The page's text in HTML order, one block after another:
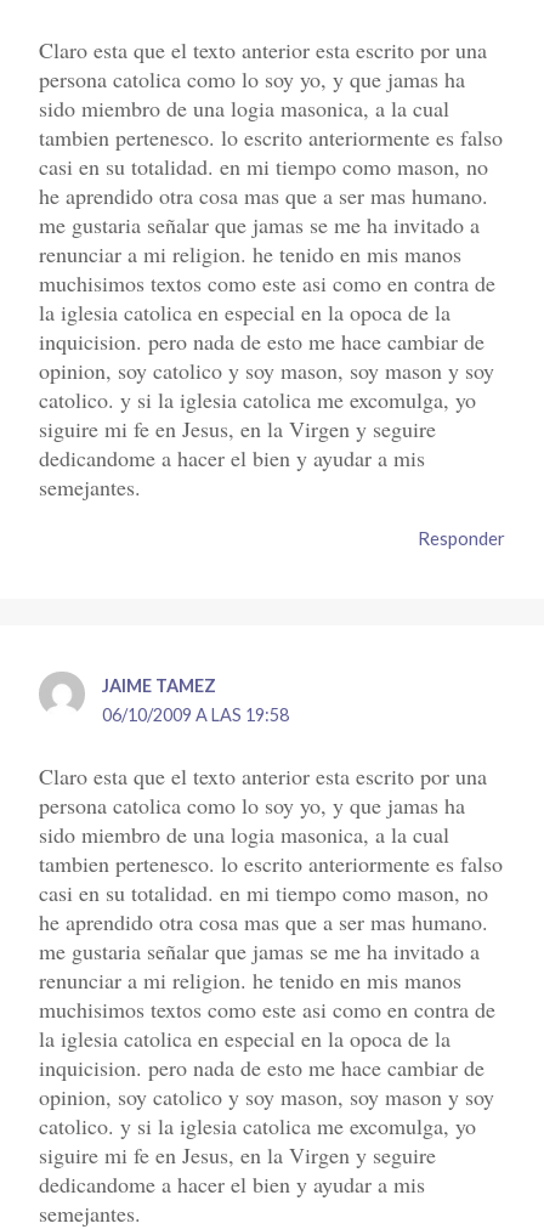
Claro esta que el texto anterior esta escrito por una
persona catolica como lo soy yo, y que jamas ha
sido miembro de una logia masonica, a la cual
tambien pertenesco. lo escrito anteriormente es falso
casi en su totalidad. en mi tiempo como mason, no
he aprendido otra cosa mas que a ser mas humano.
me gustaria señalar que jamas se me ha invitado a
renunciar a mi religion. he tenido en mis manos
muchisimos textos como este asi como en contra de
la iglesia catolica en especial en la opoca de la
inquicision. pero nada de esto me hace cambiar de
opinion, soy catolico y soy mason, soy mason y soy
catolico. y si la iglesia catolica me excomulga, yo
siguire mi fe en Jesus, en la Virgen y seguire
dedicandome a hacer el bien y ayudar a mis
semejantes.
Responder
JAIME TAMEZ
06/10/2009 A LAS 19:58
Claro esta que el texto anterior esta escrito por una
persona catolica como lo soy yo, y que jamas ha
sido miembro de una logia masonica, a la cual
tambien pertenesco. lo escrito anteriormente es falso
casi en su totalidad. en mi tiempo como mason, no
he aprendido otra cosa mas que a ser mas humano.
me gustaria señalar que jamas se me ha invitado a
renunciar a mi religion. he tenido en mis manos
muchisimos textos como este asi como en contra de
la iglesia catolica en especial en la opoca de la
inquicision. pero nada de esto me hace cambiar de
opinion, soy catolico y soy mason, soy mason y soy
catolico. y si la iglesia catolica me excomulga, yo
siguire mi fe en Jesus, en la Virgen y seguire
dedicandome a hacer el bien y ayudar a mis
semejantes.